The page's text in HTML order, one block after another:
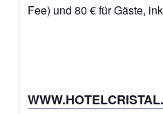
Fee) und 80 € für Gäste,